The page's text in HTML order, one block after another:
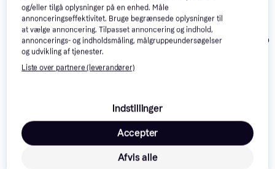
Proxxon DB 250 4.9
1.218 kr.
Eller 3 betalinger af
406 kr.
1.365 kr.
Scheppach
Læs om produktet
Laveste pris for
VEVOR Mini Drejebænk 2.76 Tommer
24VDC 96W er 343 kr.. Det er den bedste pris lige nu
og/eller tilgå oplysninger på en enhed. Måle
annonceringseffektivitet. Bruge begrænsede oplysninger til
at vælge annoncering. Tilpasset annoncering og indhold,
annoncerings- og indholdsmåling, målgruppeundersøgelser
og udvikling af tjenester.
Liste over partnere (leverandører)
Indstillinger
Afvis alle
Accepter